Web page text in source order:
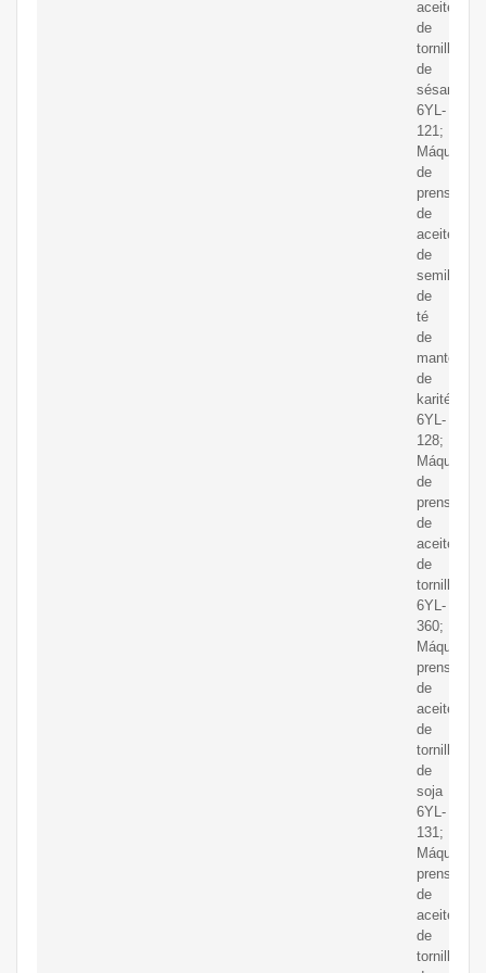
aceite
de
tornillo
de
sésamo
6YL-
121;
Máquina
de
prensado
de
aceite
de
semilla
de
té
de
manteca
de
karité
6YL-
128;
Máquina
de
prensa
de
aceite
de
tornillo
6YL-
360;
Máquina
prensadora
de
aceite
de
tornillo
de
soja
6YL-
131;
Máquina
prensadora
de
aceite
de
tornillo